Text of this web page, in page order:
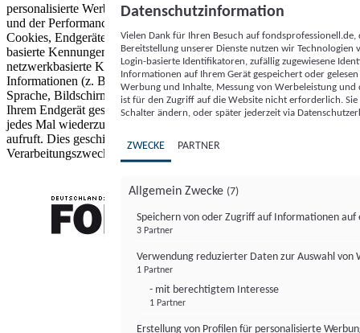
personalisierte Werbung und Inhalte, Messung von Werbeleistung
und der Performance von Inhalten sowie Zielgruppenforschung.
Cookies, Endgeräte- oder ähnliche Online-Kennungen (z. B. login-
basierte Kennungen, zufällig generierte Kennungen,
netzwerkbasierte Kennungen) können zusammen mit anderen
Informationen (z. B. Browsertyp und Browserinformationen,
Sprache, Bildschirmgröße, unterstützte Technologien usw.) auf
Ihrem Endgerät gespeichert oder von dort ausgelesen werden, um es
jedes Mal wiederzuerkennen, wenn es eine App oder einer Webseite
aufruft. Dies geschieht für einen oder mehrere der hier aufgeführten
Verarbeitungszwecke.
Datenschutzinformation
Vielen Dank für Ihren Besuch auf
Bereitstellung unserer Dienste nutzen wir Technologien
Login-basierte Identifikatoren, zufällig zugewiesene
Informationen auf Ihrem Gerät gespeichert oder
Werbung und Inhalte, Messung von Werbeleistung
ist für den Zugriff auf die Website nicht erforderlich.
Schalter ändern, oder später jederzeit via
ZWECKE PARTNER
Allgemein Zwecke (7)
Speichern von oder Zugriff auf Informationen auf
3 Partner
Verwendung reduzierter Daten zur Auswahl von
1 Partner
- mit berechtigtem Interesse
1 Partner
Erstellung von Profilen für personalisierte
FONDS professionell